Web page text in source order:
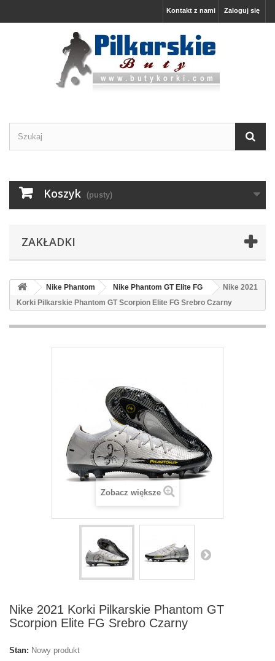
Zaloguj się
Kontakt z nami
Koszyk (pusty)
ZAKŁADKI
Nike Phantom Nike Phantom GT Elite FG
Nike 2021
Korki Pilkarskie Phantom GT Scorpion Elite FG Srebro Czarny
Zobacz większe
Nike 2021 Korki Pilkarskie Phantom GT
Scorpion Elite FG Srebro Czarny
Stan: Nowy produkt